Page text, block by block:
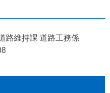
路維持課 道路工務係